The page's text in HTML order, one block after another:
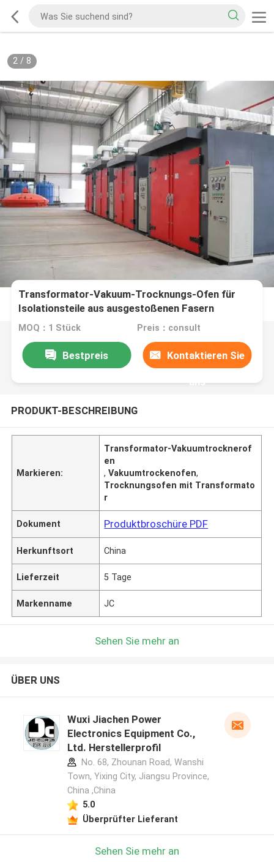
2/ 8
Transformator-Vakuum-Trocknungs-Ofen für
Isolationsteile aus ausgestoßenen Fasern
MOQ：1 Stück Preis：consult
Bestpreis Kontaktieren Sie
uns
PRODUKT-BESCHREIBUNG
Markieren:
Transformator-Vakuumtrocknerof
en
,Vakuumtrockenofen,
Trocknungsofen mit Transformato
r
Dokument Produktbroschüre PDF
Herkunftsort China
Lieferzeit 5 Tage
Markenname JC
Sehen Sie mehr an
ÜBER UNS
Wuxi Jiachen Power
Electronics Equipment Co.,
Ltd. Herstellerprofil
No. 68, Zhounan Road, Wanshi
Town, Yixing City, Jiangsu Province,
China ,China
5.0
Überprüfter Lieferant
Sehen Sie mehr an